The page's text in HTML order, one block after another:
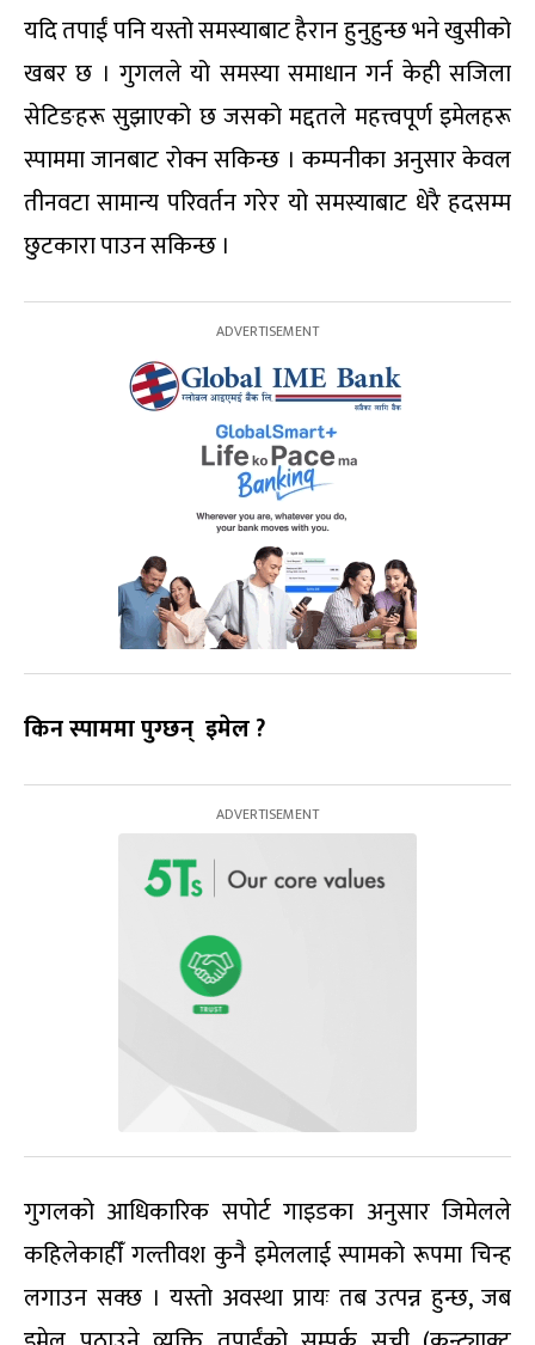
यदि तपाईं पनि यस्तो समस्याबाट हैरान हुनुहुन्छ भने खुसीको
खबर छ । गुगलले यो समस्या समाधान गर्न केही सजिला
सेटिङहरू सुझाएको छ जसको मद्दतले महत्त्वपूर्ण इमेलहरू
स्पाममा जानबाट रोक्न सकिन्छ । कम्पनीका अनुसार केवल
तीनवटा सामान्य परिवर्तन गरेर यो समस्याबाट धेरै हदसम्म
छुटकारा पाउन सकिन्छ ।
किन स्पाममा पुग्छन् इमेल ?
गुगलको आधिकारिक सपोर्ट गाइडका अनुसार जिमेलले
कहिलेकाहीँ गल्तीवश कुनै इमेललाई स्पामको रूपमा चिन्ह
लगाउन सक्छ । यस्तो अवस्था प्रायः तब उत्पन्न हुन्छ, जब